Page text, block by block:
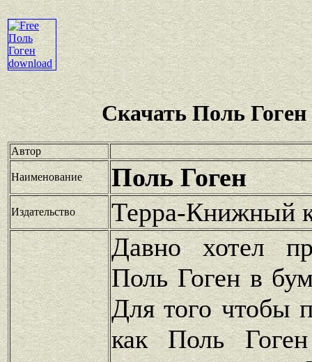
Скачать Поль Гоген
Автор
Наименование Поль Гоген
Издательство Терра-Книжный
Давно хотел
Поль Гоген в
Для того чтобы
как Поль